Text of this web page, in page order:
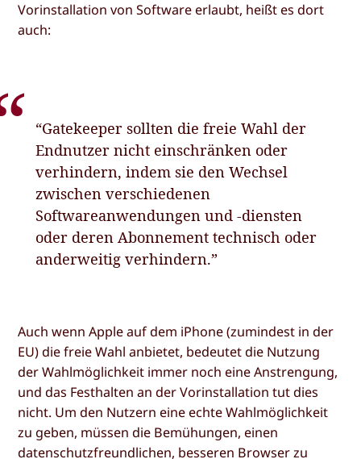
Vorinstallation von Software erlaubt, heißt es dort
auch:
“Gatekeeper sollten die freie Wahl der
Endnutzer nicht einschränken oder
verhindern, indem sie den Wechsel
zwischen verschiedenen
Softwareanwendungen und -diensten
oder deren Abonnement technisch oder
anderweitig verhindern.”
Auch wenn Apple auf dem iPhone (zumindest in der
EU) die freie Wahl anbietet, bedeutet die Nutzung
der Wahlmöglichkeit immer noch eine Anstrengung,
und das Festhalten an der Vorinstallation tut dies
nicht. Um den Nutzern eine echte Wahlmöglichkeit
zu geben, müssen die Bemühungen, einen
datenschutzfreundlichen, besseren Browser zu